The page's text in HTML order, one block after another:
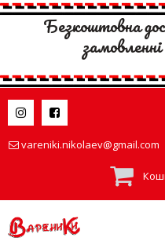
Безкоштовна
замовленні
 
 vareniki.nikolaev@gmail.com